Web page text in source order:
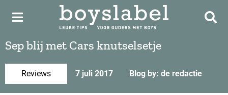
Sep blij met Cars knutselsetje
Reviews 7 juli 2017 Blog by: de redactie